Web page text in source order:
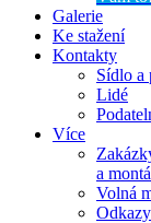
Galerie
Ke stažení
Kontakty
Sídlo a
Lidé
Více
a
Volná
Odkazy